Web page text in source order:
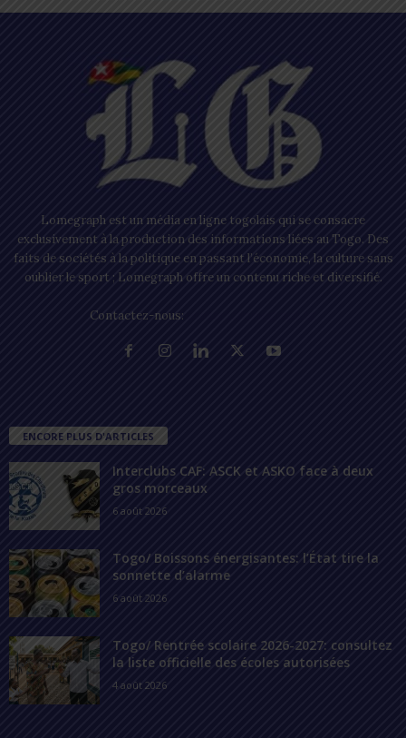
Lomegraph est un média en ligne togolais qui se consacre
exclusivement à la production des informations liées au Togo. Des
faits de sociétés à la politique en passant l’économie, la culture sans
oublier le sport ; Lomegraph offre un contenu riche et diversifié.
Contactez-nous:
ENCORE PLUS D'ARTICLES
Interclubs CAF: ASCK et ASKO face à deux
gros morceaux
6 août 2026
Togo/ Boissons énergisantes: l’État tire la
sonnette d’alarme
6 août 2026
Togo/ Rentrée scolaire 2026-2027: consultez
la liste officielle des écoles autorisées
4 août 2026